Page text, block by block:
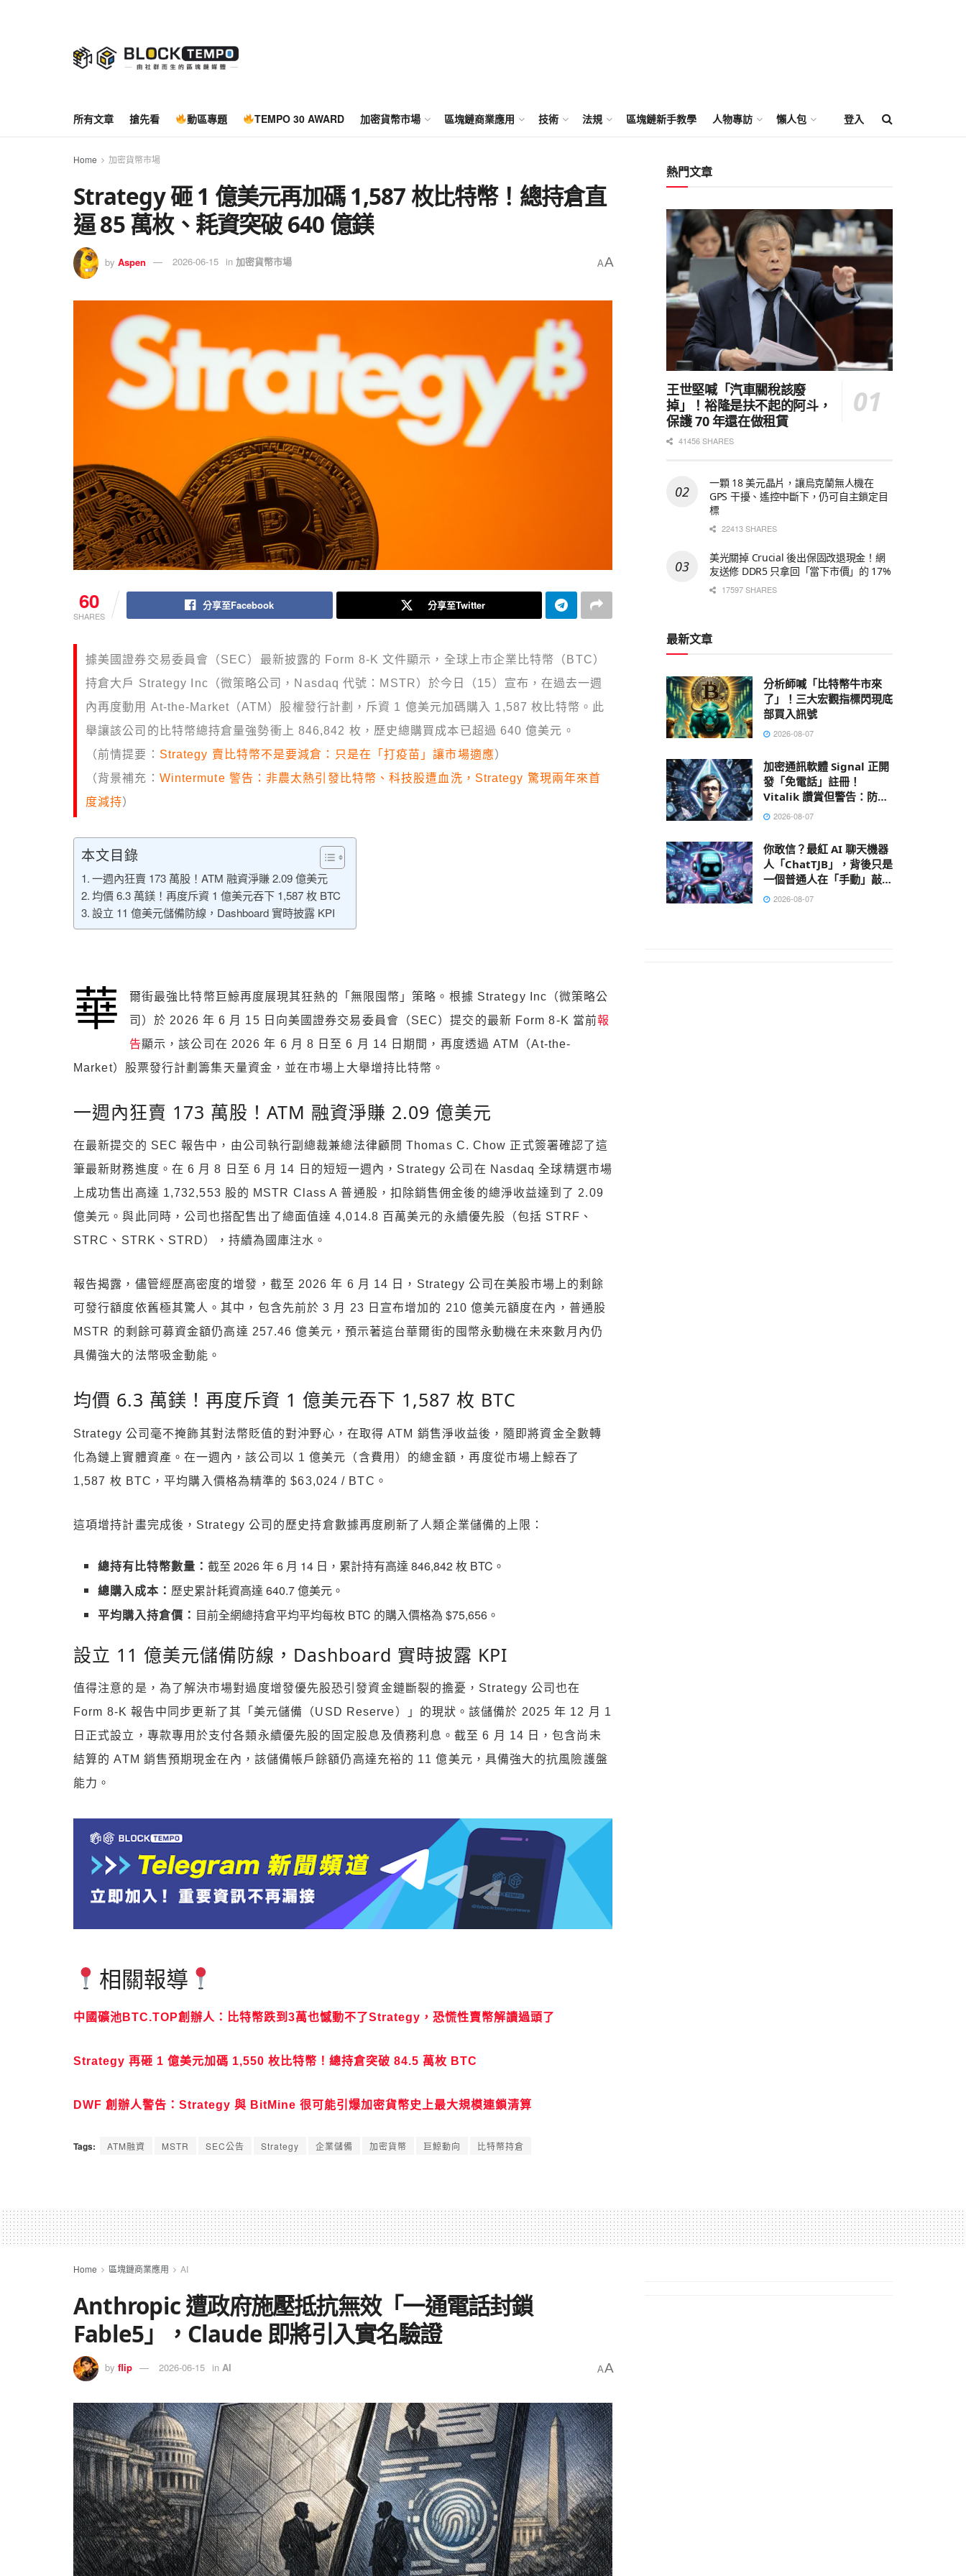
所有文章 搶先看 動區專題 TEMPO 30 AWARD 加密貨幣市場 區塊鏈商業應用 技術 法規 區塊鏈新手教學 人物專訪 懶人包 登入
Home 加密貨幣市場
Strategy 砸 1 億美元再加碼 1,587 枚比特幣！總持倉直
逼 85 萬枚、耗資突破 640 億鎂
by Aspen 2026-06-15 in 加密貨幣市場 AA
60
SHARES
分享至Facebook 分享至Twitter
據美國證券交易委員會（SEC）最新披露的 Form 8-K 文件顯示，全球上市企業比特幣（BTC）
持倉大戶 Strategy Inc（微策略公司，Nasdaq 代號：MSTR）於今日（15）宣布，在過去一週
內再度動用 At-the-Market（ATM）股權發行計劃，斥資 1 億美元加碼購入 1,587 枚比特幣。此
舉讓該公司的比特幣總持倉量強勢衝上 846,842 枚，歷史總購買成本已超過 640 億美元。
（前情提要： Strategy 賣比特幣不是要減倉：只是在「打疫苗」讓市場適應）
（背景補充： Wintermute 警告：非農太熱引發比特幣、科技股遭血洗，Strategy 驚現兩年來首
度減持）
本文目錄
一週內狂賣 173 萬股！ATM 融資淨賺 2.09 億美元
均價 6.3 萬鎂！再度斥資 1 億美元吞下 1,587 枚 BTC
設立 11 億美元儲備防線，Dashboard 實時披露 KPI
華
爾街最強比特幣巨鯨再度展現其狂熱的「無限囤幣」策略。根據 Strategy Inc（微策略公
司）於 2026 年 6 月 15 日向美國證券交易委員會（SEC）提交的最新 Form 8-K 當前報
告顯示，該公司在 2026 年 6 月 8 日至 6 月 14 日期間，再度透過 ATM（At-the-
Market）股票發行計劃籌集天量資金，並在市場上大舉增持比特幣。
一週內狂賣 173 萬股！ATM 融資淨賺 2.09 億美元
在最新提交的 SEC 報告中，由公司執行副總裁兼總法律顧問 Thomas C. Chow 正式簽署確認了這
筆最新財務進度。在 6 月 8 日至 6 月 14 日的短短一週內，Strategy 公司在 Nasdaq 全球精選市場
上成功售出高達 1,732,553 股的 MSTR Class A 普通股，扣除銷售佣金後的總淨收益達到了 2.09
億美元。與此同時，公司也搭配售出了總面值達 4,014.8 百萬美元的永續優先股（包括 STRF、
STRC、STRK、STRD），持續為國庫注水。
報告揭露，儘管經歷高密度的增發，截至 2026 年 6 月 14 日，Strategy 公司在美股市場上的剩餘
可發行額度依舊極其驚人。其中，包含先前於 3 月 23 日宣布增加的 210 億美元額度在內，普通股
MSTR 的剩餘可募資金額仍高達 257.46 億美元，預示著這台華爾街的囤幣永動機在未來數月內仍
具備強大的法幣吸金動能。
均價 6.3 萬鎂！再度斥資 1 億美元吞下 1,587 枚 BTC
Strategy 公司毫不掩飾其對法幣貶值的對沖野心，在取得 ATM 銷售淨收益後，隨即將資金全數轉
化為鏈上實體資產。在一週內，該公司以 1 億美元（含費用）的總金額，再度從市場上鯨吞了
1,587 枚 BTC，平均購入價格為精準的 $63,024 / BTC。
這項增持計畫完成後，Strategy 公司的歷史持倉數據再度刷新了人類企業儲備的上限：
總持有比特幣數量：截至 2026 年 6 月 14 日，累計持有高達 846,842 枚 BTC。
總購入成本： 歷史累計耗資高達 640.7 億美元。
平均購入持倉價： 目前全網總持倉平均平均每枚 BTC 的購入價格為 $75,656。
設立 11 億美元儲備防線，Dashboard 實時披露 KPI
值得注意的是，為了解決市場對過度增發優先股恐引發資金鏈斷裂的擔憂，Strategy 公司也在
Form 8-K 報告中同步更新了其「美元儲備（USD Reserve）」的現狀。該儲備於 2025 年 12 月 1
日正式設立，專款專用於支付各類永續優先股的固定股息及債務利息。截至 6 月 14 日，包含尚未
結算的 ATM 銷售預期現金在內，該儲備帳戶餘額仍高達充裕的 11 億美元，具備強大的抗風險護盤
能力。
相關報導
中國礦池BTC.TOP創辦人：比特幣跌到3萬也憾動不了Strategy，恐慌性賣幣解讀過頭了
Strategy 再砸 1 億美元加碼 1,550 枚比特幣！總持倉突破 84.5 萬枚 BTC
DWF 創辦人警告：Strategy 與 BitMine 很可能引爆加密貨幣史上最大規模連鎖清算
Tags: ATM融資 MSTR SEC公告 Strategy 企業儲備 加密貨幣 巨鯨動向 比特幣持倉
熱門文章
王世堅喊「汽車關稅該廢
掉」！裕隆是扶不起的阿斗，
保護 70 年還在做租賃
41456 SHARES
一顆 18 美元晶片，讓烏克蘭無人機在
GPS 干擾、遙控中斷下，仍可自主鎖定目
標
22413 SHARES
美光關掉 Crucial 後出保固改退現金！網
友送修 DDR5 只拿回「當下市價」的 17%
17597 SHARES
最新文章
分析師喊「比特幣牛市來
了」！三大宏觀指標閃現底
部買入訊號
2026-08-07
加密通訊軟體 Signal 正開
發「免電話」註冊！
Vitalik 讚賞但警告：防不
了 AI 大數據肉搜，偽匿名
2026-08-07
你敢信？最紅 AI 聊天機器
人「ChatTJB」，背後只是
一個普通人在「手動」敲出
回覆2026-08-07
Home 區塊鏈商業應用 AI
Anthropic 遭政府施壓抵抗無效「一通電話封鎖
Fable5」，Claude 即將引入實名驗證
by flip 2026-06-15 in AI AA